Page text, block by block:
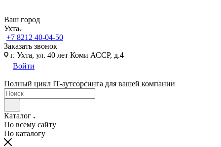
Ваш город
Ухта
+7 8212 40-04-50
Заказать звонок
г. Ухта, ул. 40 лет Коми АССР, д.4
Войти
Полный цикл IT-аутсорсинга для вашей компании
Каталог
По всему сайту
По каталогу